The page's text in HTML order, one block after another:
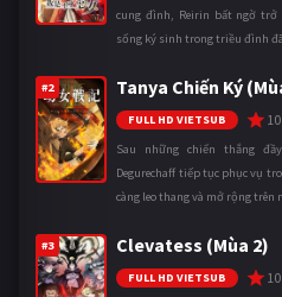
cung đình, Reirin bất ngờ trở
sống ký sinh trong triều đình
#2 Tanya Chiến Ký
FULL HD VIETSUB 10
Sau những chiến thắng
Degurechaff tiếp tục phục vụ
càng leo thang và mở rộng
#3 Clevatess (Mùa 2)
FULL HD VIETSUB 10